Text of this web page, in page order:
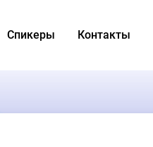
Спикеры Контакты